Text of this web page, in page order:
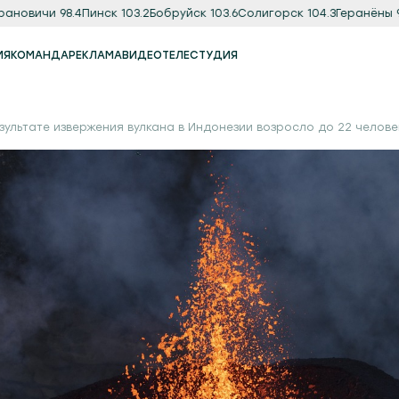
98.4 Пинск 103.2Бобруйск 103.6Солигорск 104.3Геранёны 97.8
КОМАНДАРЕКЛАМАВИДЕОТЕЛЕСТУДИЯ
извержения вулкана в Индонезии возросло до 22